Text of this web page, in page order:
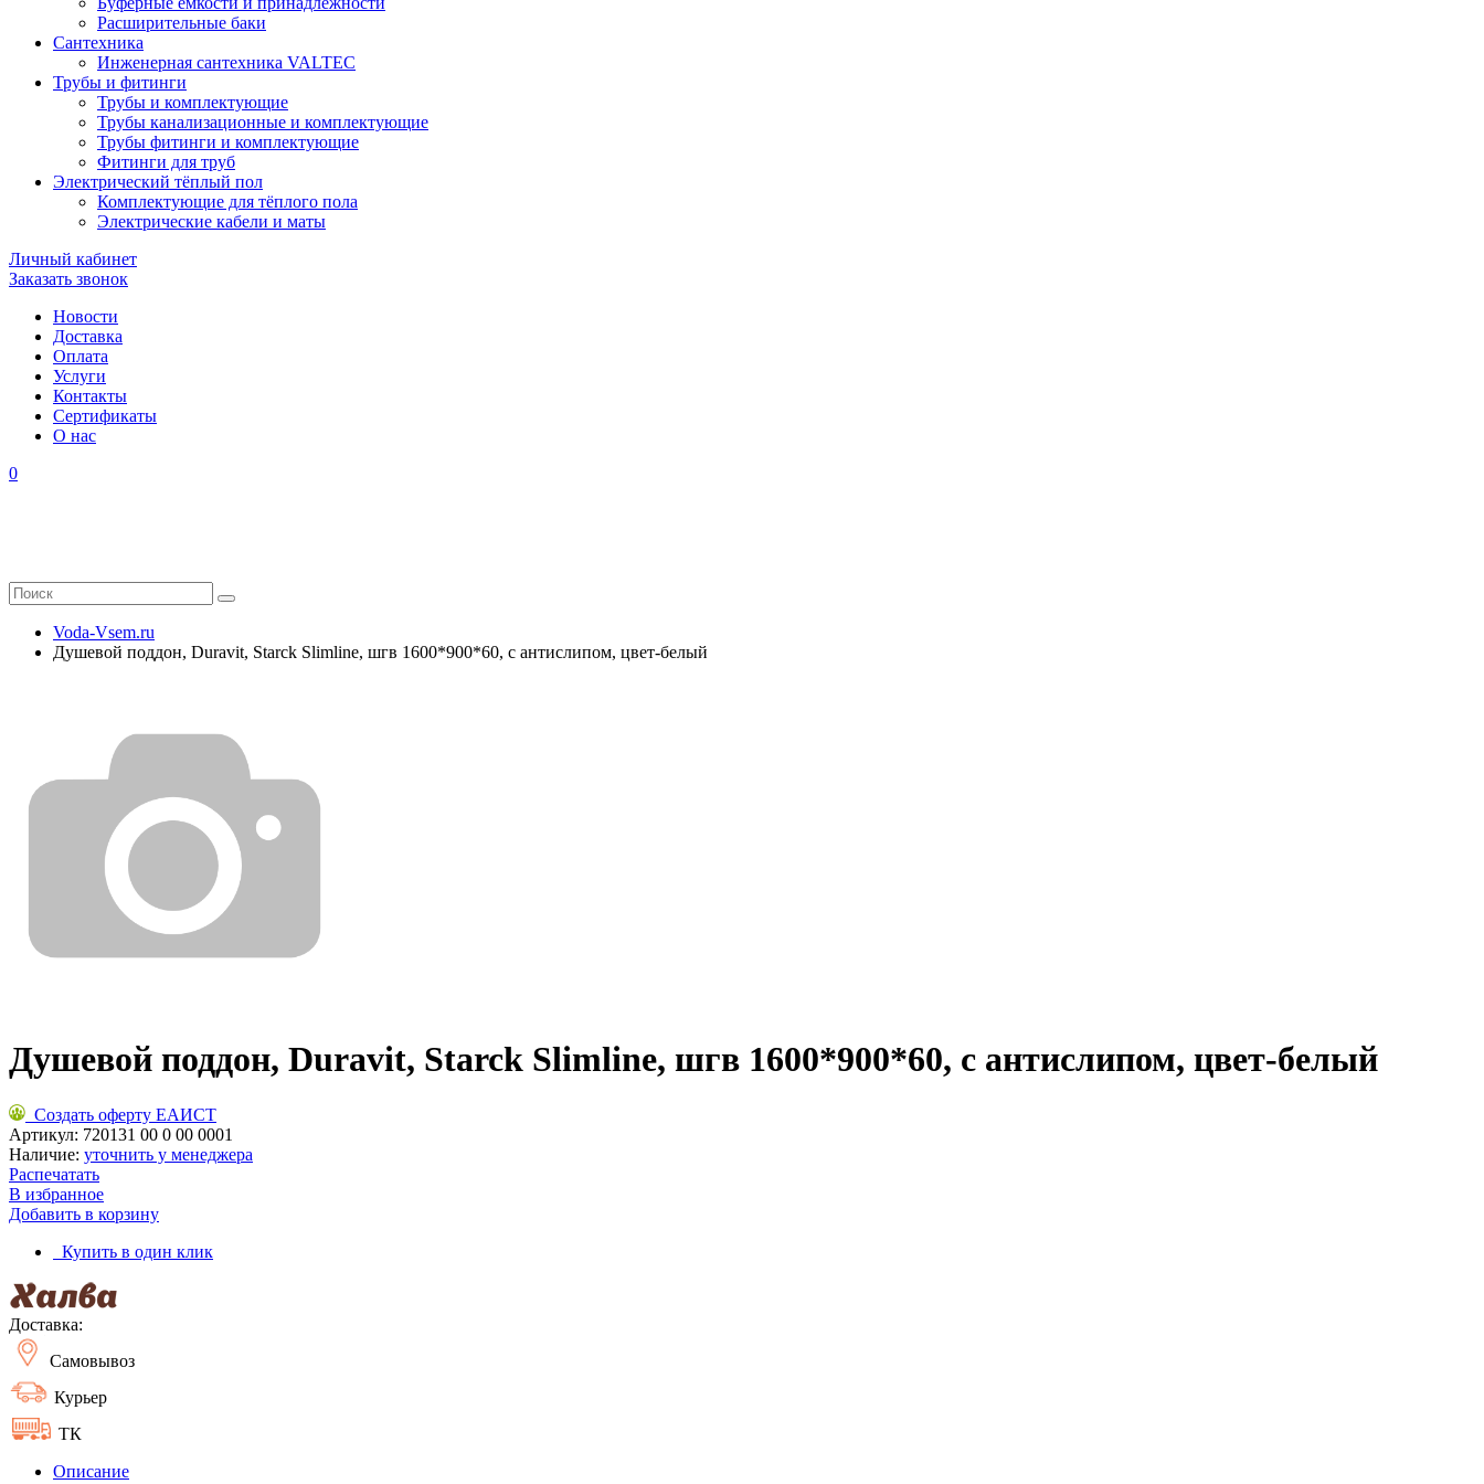
Расширительные баки
Сантехника
Инженерная сантехника VALTEC
Трубы и фитинги
Трубы и комплектующие
Трубы канализационные и комплектующие
Трубы фитинги и комплектующие
Фитинги для труб
Электрический тёплый пол
Комплектующие для тёплого пола
Электрические кабели и маты
Личный кабинет
Заказать звонок
Новости
Доставка
Оплата
Услуги
Контакты
Cертификаты
О нас
0
Voda-Vsem.ru
Душевой поддон, Duravit, Starck Slimline, шгв 1600*900*60, с антислипом, цвет-белый
Душевой поддон, Duravit, Starck Slimline, шгв 1600*900*60, с антислипом, цвет-белый
Создать оферту ЕАИСТ
Артикул: 720131 00 0 00 0001
Наличие: уточнить у менеджера
Распечатать
В избранное
Добавить в корзину
Купить в один клик
Доставка:
Самовывоз
Курьер
ТК
Описание